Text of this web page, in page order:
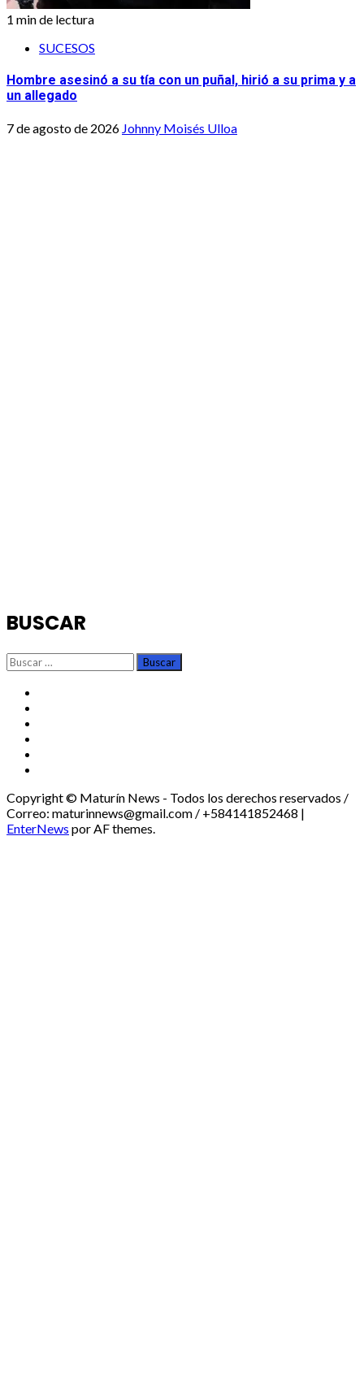
1 min de lectura
SUCESOS
Hombre asesinó a su tía con un puñal, hirió a su prima y a
un allegado
7 de agosto de 2026 Johnny Moisés Ulloa
BUSCAR
Buscar:
Copyright © Maturín News - Todos los derechos reservados /
Correo: maturinnews@gmail.com / +584141852468 |
EnterNews por AF themes.